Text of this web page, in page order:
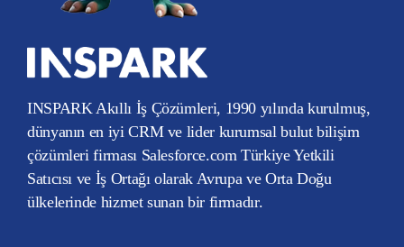
INSPARK Akıllı İş Çözümleri, 1990 yılında kurulmuş,
dünyanın en iyi CRM ve lider kurumsal bulut bilişim
çözümleri firması Salesforce.com Türkiye Yetkili
Satıcısı ve İş Ortağı olarak Avrupa ve Orta Doğu
ülkelerinde hizmet sunan bir firmadır.